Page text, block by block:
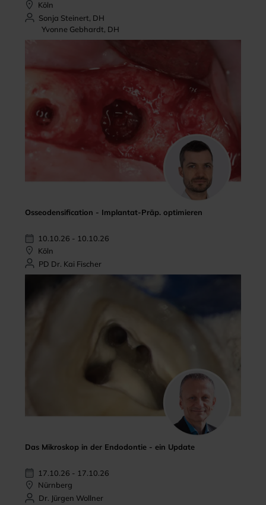
Köln
Sonja Steinert, DH
Yvonne Gebhardt, DH
Osseodensification - Implantat-Präp. optimieren
10.10.26 - 10.10.26
Köln
PD Dr. Kai Fischer
Das Mikroskop in der Endodontie - ein Update
17.10.26 - 17.10.26
Nürnberg
Dr. Jürgen Wollner